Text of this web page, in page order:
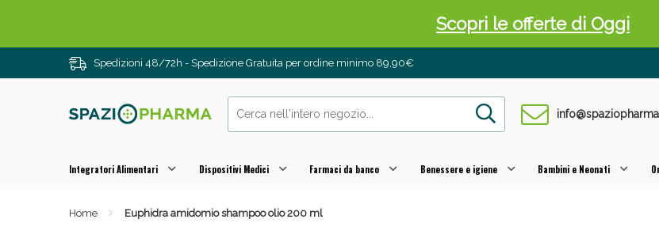
Spedizioni 48/72h - Spedizione Gratuita per ordine minimo 89,90€
Integratori Alimentari Dispositivi Medici Farmaci da banco Benessere e igiene Bambini e Neonati
Home Euphidra amidomio shampoo olio 200 ml
Scopri le offerte di Oggi